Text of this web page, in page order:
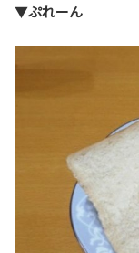
▼ぷれーん